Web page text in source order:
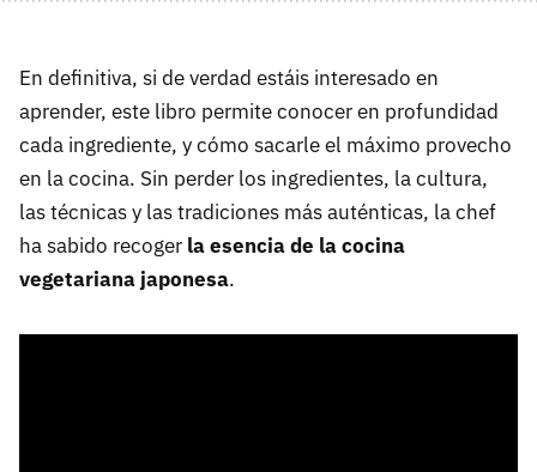
En definitiva, si de verdad estáis interesado en
aprender, este libro permite conocer en profundidad
cada ingrediente, y cómo sacarle el máximo provecho
en la cocina. Sin perder los ingredientes, la cultura,
las técnicas y las tradiciones más auténticas, la chef
ha sabido recoger la esencia de la cocina
vegetariana japonesa.